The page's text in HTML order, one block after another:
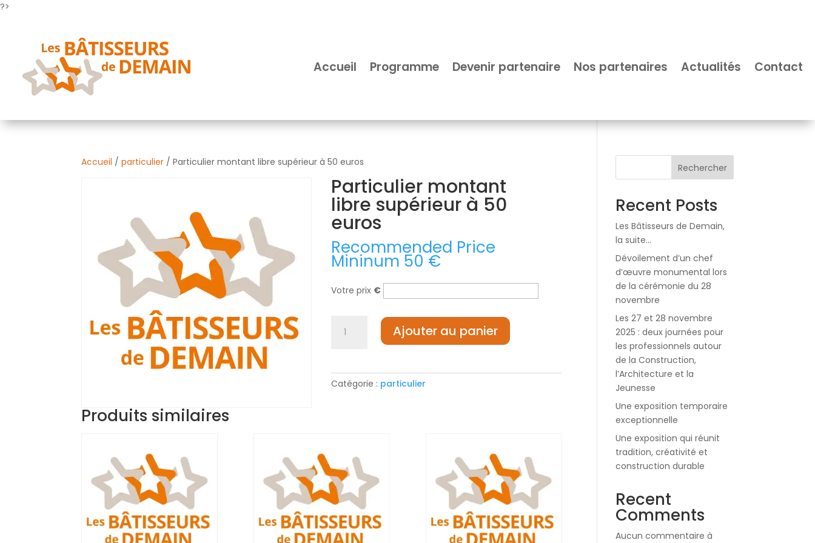
?>
Accueil Programme Devenir partenaire Nos partenaires Actualités Contact
Accueil /particulier / Particulier montant libre supérieur à 50 euros
Particulier montant
libre supérieur à 50
euros
Recommended Price
Mininum 50 €
Votre prix €
libre supérieur
Ajouter au panier
Catégorie : particulier
Produits similaires
Rechercher
Recent Posts
Les Bâtisseurs de Demain,
la suite…
Dévoilement d’un chef
d’œuvre monumental lors
de la cérémonie du 28
novembre
Les 27 et 28 novembre
2025 : deux journées pour
les professionnels autour
de la Construction,
l’Architecture et la
Jeunesse
Une exposition temporaire
exceptionnelle
Une exposition qui réunit
tradition, créativité et
construction durable
Recent
Comments
Aucun commentaire à